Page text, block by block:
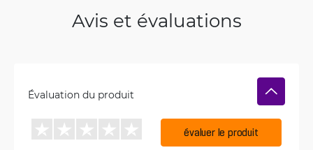
Avis et évaluations
Évaluation du produit
évaluer le produit